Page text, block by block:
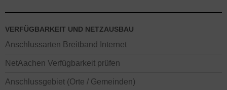
VERFÜGBARKEIT UND NETZAUSBAU
Anschlussarten Breitband Internet
NetAachen Verfügbarkeit prüfen
Anschlussgebiet (Orte / Gemeinden)